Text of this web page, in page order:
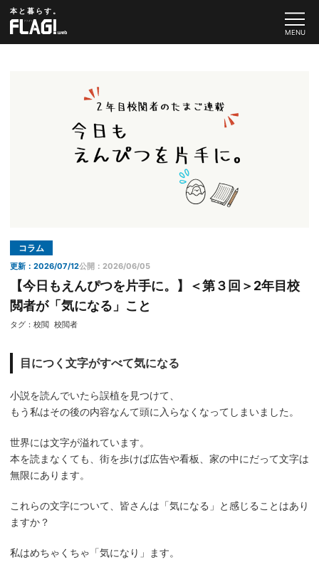
本と暮らす。
コラム
更新：2026/07/12公開：2026/06/05
【今日もえんぴつを片手に。】＜第３回＞2年目校
閲者が「気になる」こと
タグ： 校閲 校閲者
目につく文字がすべて気になる
小説を読んでいたら誤植を見つけて、
もう私はその後の内容なんて頭に入らなくなってしまいました。
世界には文字が溢れています。
本を読まなくても、街を歩けば広告や看板、家の中にだって文字は
無限にあります。
これらの文字について、皆さんは「気になる」と感じることはあり
ますか？
私はめちゃくちゃ「気になり」ます。